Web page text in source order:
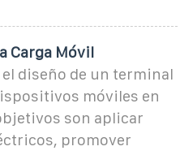
Carga Móvil
diseño de un terminal
móviles en
son aplicar
promover